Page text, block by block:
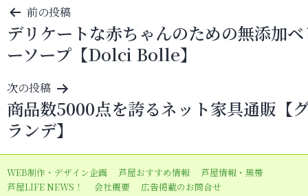
投
稿
ナ
ビ
ゲ
ー
シ
ョ
ン
前の投稿
デリケートな赤ちゃんのための無添加
ーソープ【Dolci Bolle】
次の投稿
商品数5000点を誇るネット家具通販【
ランデ】
WEB制作・デザイン企画 芦屋おすすめ情報
芦屋情報・黒帯
芦屋LIFE NEWS！
会社概要 広告掲載のお問合せ